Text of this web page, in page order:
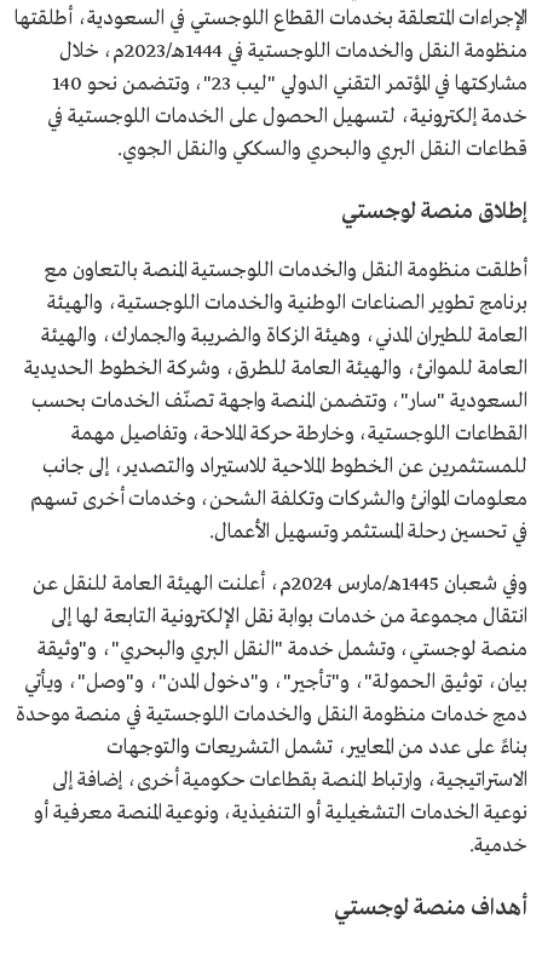
الإجراءات المتعلقة بخدمات القطاع اللوجستي في السعودية، أطلقتها
منظومة النقل والخدمات اللوجستية في 1444هـ/2023م، خلال
مشاركتها في المؤتمر التقني الدولي "ليب 23"، وتتضمن نحو 140
خدمة إلكترونية، لتسهيل الحصول على الخدمات اللوجستية في
قطاعات النقل البري والبحري والسككي والنقل الجوي.
إطلاق منصة لوجستي
أطلقت منظومة النقل والخدمات اللوجستية المنصة بالتعاون مع
برنامج تطوير الصناعات الوطنية والخدمات اللوجستية، والهيئة
العامة للطيران المدني، وهيئة الزكاة والضريبة والجمارك، والهيئة
العامة للموانئ، والهيئة العامة للطرق، وشركة الخطوط الحديدية
السعودية "سار"، وتتضمن المنصة واجهة تصنّف الخدمات بحسب
القطاعات اللوجستية، وخارطة حركة الملاحة، وتفاصيل مهمة
للمستثمرين عن الخطوط الملاحية للاستيراد والتصدير، إلى جانب
معلومات الموانئ والشركات وتكلفة الشحن، وخدمات أخرى تسهم
في تحسين رحلة المستثمر وتسهيل الأعمال.
وفي شعبان 1445هـ/مارس 2024م، أعلنت الهيئة العامة للنقل عن
انتقال مجموعة من خدمات بوابة نقل الإلكترونية التابعة لها إلى
منصة لوجستي، وتشمل خدمة "النقل البري والبحري"، و"وثيقة
بيان، توثيق الحمولة"، و"تأجير"، و"دخول المدن"، و"وصل"، ويأتي
دمج خدمات منظومة النقل والخدمات اللوجستية في منصة موحدة
بناءً على عدد من المعايير، تشمل التشريعات والتوجهات
الاستراتيجية، وارتباط المنصة بقطاعات حكومية أخرى، إضافة إلى
نوعية الخدمات التشغيلية أو التنفيذية، ونوعية المنصة معرفية أو
خدمية.
أهداف منصة لوجستي